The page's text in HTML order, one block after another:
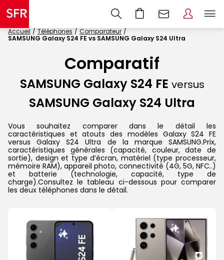
Accueil Téléphones
Comparateur
SAMSUNG Galaxy S24 FE vs SAMSUNG Galaxy S24 Ultra
Comparatif
SAMSUNG Galaxy S24 FE versus
SAMSUNG Galaxy S24 Ultra
Vous souhaitez comparer dans le détail les
caractéristiques et atouts des modèles Galaxy S24 FE
versus Galaxy S24 Ultra de la marque SAMSUNG.Prix,
caractéristiques générales (capacité, couleur, date de
sortie), design et type d’écran, matériel (type processeur,
mémoire RAM), appareil photo, connectivité (4G, 5G, NFC..)
et batterie (technologie, capacité, type de
charge).Consultez le tableau ci-dessous pour comparer
les deux téléphones dans le détail.